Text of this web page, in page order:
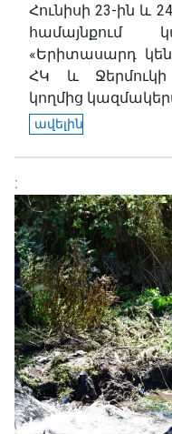
Հունիսի 23-ին և
համայնքում
«Երիտասարդ
ՀԿ և
կողմից
ավելին